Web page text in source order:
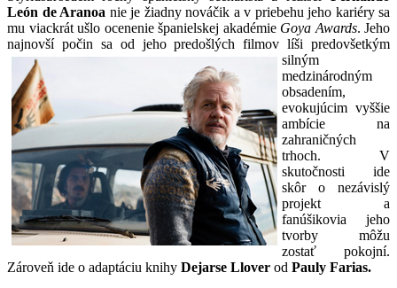
León de Aranoa nie je žiadny nováčik a v priebehu jeho kariéry sa
mu viackrát ušlo ocenenie španielskej akadémie Goya Awards. Jeho
najnovší počin sa od jeho predošlých filmov líši predovšetkým
silným
medzinárodným
obsadením,
evokujúcim vyššie
ambície na
zahraničných
trhoch. V
skutočnosti ide
skôr o nezávislý
projekt a
fanúšikovia jeho
tvorby môžu
zostať pokojní.
Zároveň ide o adaptáciu knihy Dejarse Llover od Pauly Farias.